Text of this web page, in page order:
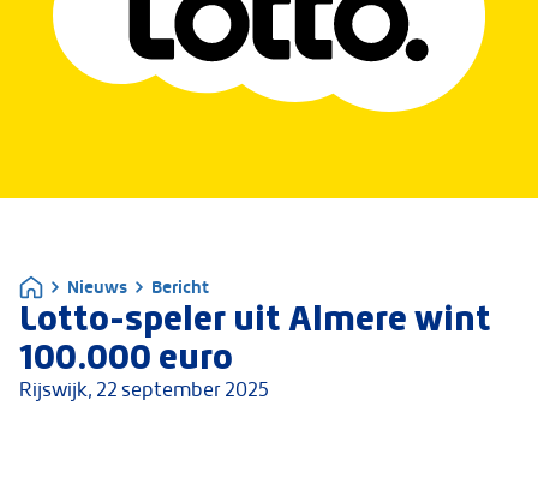
Nieuws Bericht
Lotto-speler uit Almere wint
100.000 euro
Rijswijk, 22 september 2025